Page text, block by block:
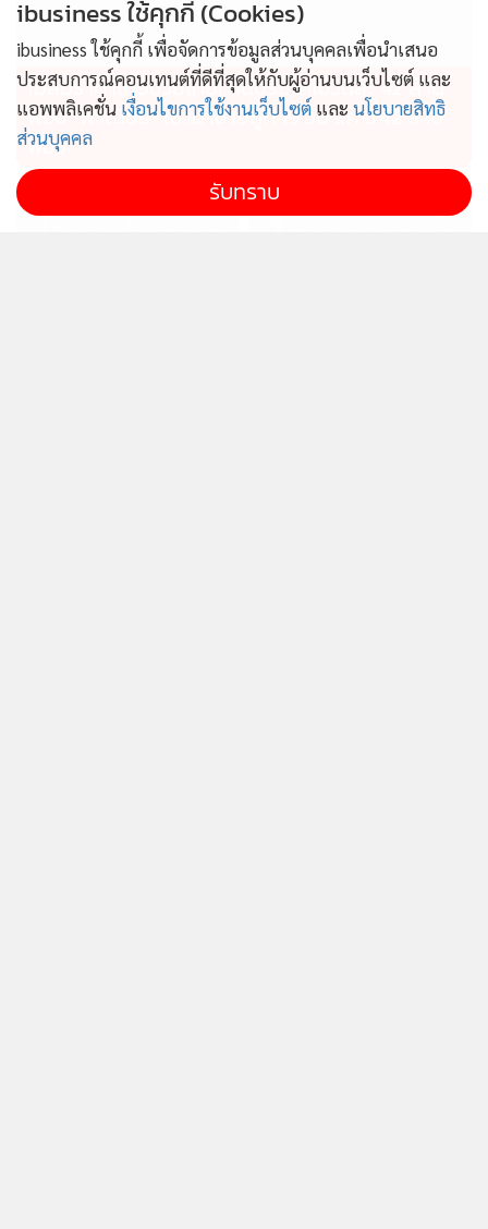
ไม่สมราคาไทยช่วยไทย! คนบริโภคไข่วันละ 42 ล้าน
ฟอง “พาณิชย์” เอามาขายถูก 19 วัน แค่ 3.42 ล้าน
ฟอง
ibusiness ใช้คุกกี้ (Cookies)
ibusiness ใช้คุกกี้ เพื่อจัดการข้อมูลส่วนบุคคลเพื่อนำเสนอ
ประสบการณ์คอนเทนต์ที่ดีที่สุดให้กับผู้อ่านบนเว็บไซต์ และ
แอพพลิเคชั่น เงื่อนไขการใช้งานเว็บไซต์ และ นโยบายสิทธิ
ส่วนบุคคล
รับทราบ